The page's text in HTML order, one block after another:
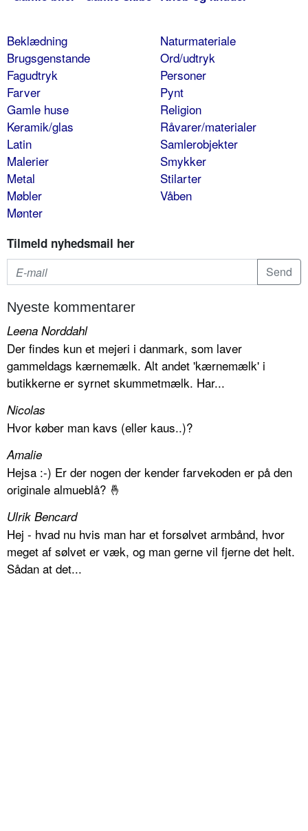
Beklædning
Brugsgenstande
Fagudtryk
Farver
Gamle huse
Keramik/glas
Latin
Malerier
Metal
Møbler
Mønter
Naturmateriale
Ord/udtryk
Personer
Pynt
Religion
Råvarer/materialer
Samlerobjekter
Smykker
Stilarter
Våben
Tilmeld nyhedsmail her
Nyeste kommentarer
Leena Norddahl
Der findes kun et mejeri i danmark, som laver
gammeldags kærnemælk. Alt andet 'kærnemælk' i
butikkerne er syrnet skummetmælk. Har...
Nicolas
Hvor køber man kavs (eller kaus..)?
Amalie
Hejsa :-) Er der nogen der kender farvekoden er på den
originale almueblå? 🤞
Ulrik Bencard
Hej - hvad nu hvis man har et forsølvet armbånd, hvor
meget af sølvet er væk, og man gerne vil fjerne det helt.
Sådan at det...